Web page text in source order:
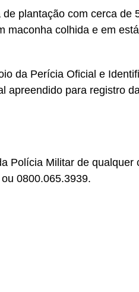
plantação com cerca de
maconha colhida e em
da Perícia Oficial e
apreendido para registro
Polícia Militar de qualquer
0800.065.3939.